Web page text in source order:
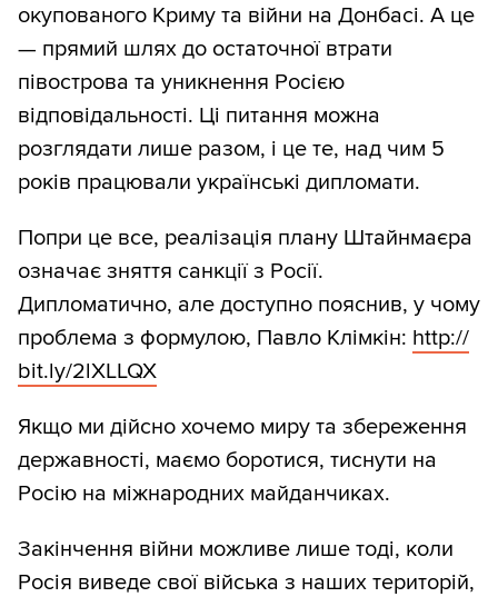
окупованого Криму та війни на Донбасі. А це
— прямий шлях до остаточної втрати
півострова та уникнення Росією
відповідальності. Ці питання можна
розглядати лише разом, і це те, над чим 5
років працювали українські дипломати.
Попри це все, реалізація плану Штайнмаєра
означає зняття санкції з Росії.
Дипломатично, але доступно пояснив, у чому
проблема з формулою, Павло Клімкін: http://
bit.ly/2lXLLQX
Якщо ми дійсно хочемо миру та збереження
державності, маємо боротися, тиснути на
Росію на міжнародних майданчиках.
Закінчення війни можливе лише тоді, коли
Росія виведе свої війська з наших територій,